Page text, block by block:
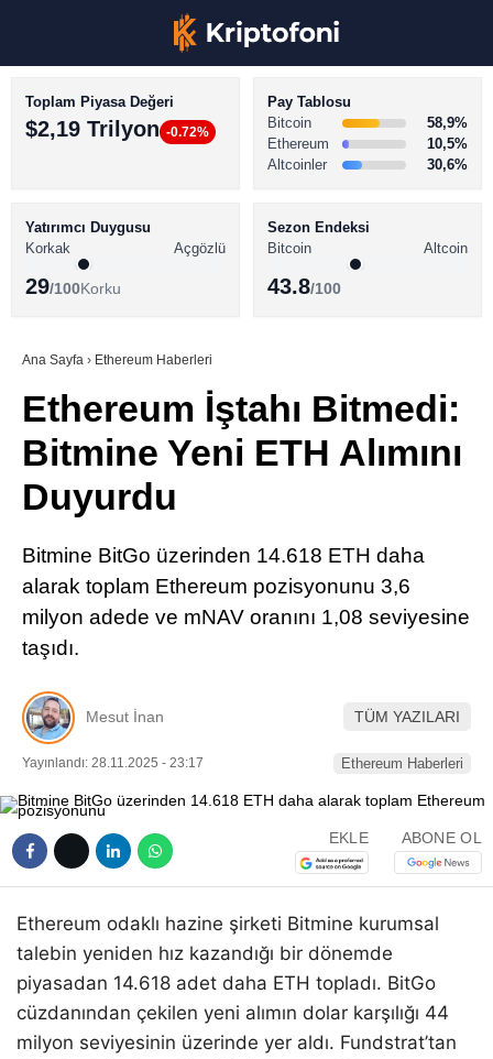
Youtube
TikTok
LinkedIn
BİTCOİN HABERLERİ
ALTCOİN HABERLERİ
SÖZLÜK
Toplam Piyasa Değeri
$2,19 Trilyon -0.72%
Pay Tablosu
Bitcoin
58,9%
Ethereum
10,5%
Altcoinler
30,6%
Yatırımcı Duygusu
Korkak
Açgözlü
29/100Korku
Sezon Endeksi
Bitcoin
Altcoin
43.8/100
Ana Sayfa › Ethereum Haberleri
Ethereum İştahı Bitmedi:
Bitmine Yeni ETH Alımını
Duyurdu
Bitmine BitGo üzerinden 14.618 ETH daha
alarak toplam Ethereum pozisyonunu 3,6
milyon adede ve mNAV oranını 1,08 seviyesine
taşıdı.
Mesut İnan TÜM YAZILARI
Yayınlandı: 28.11.2025 - 23:17 Ethereum Haberleri
EKLE ABONE OL
Ethereum odaklı hazine şirketi Bitmine kurumsal
talebin yeniden hız kazandığı bir dönemde
piyasadan 14.618 adet daha ETH topladı. BitGo
cüzdanından çekilen yeni alımın dolar karşılığı 44
milyon seviyesinin üzerinde yer aldı. Fundstrat’tan